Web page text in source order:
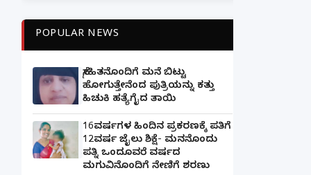
POPULAR NEWS
ಸ್ನೇಹಿತನೊಂದಿಗೆ ಮನೆ ಬಿಟ್ಟು
ಹೋಗುತ್ತೇನೆಂದ ಪುತ್ರಿಯನ್ನು ಕತ್ತು
ಹಿಚುಕಿ ಹತ್ಯೆಗೈದ ತಾಯಿ
16ವರ್ಷಗಳ ಹಿಂದಿನ ಪ್ರಕರಣಕ್ಕೆ ಪತಿಗೆ
12ವರ್ಷ ಜೈಲು ಶಿಕ್ಷೆ- ಮನನೊಂದು
ಪತ್ನಿ ಒಂದೂವರೆ ವರ್ಷದ
ಮಗುವಿನೊಂದಿಗೆ ನೇಣಿಗೆ ಶರಣು